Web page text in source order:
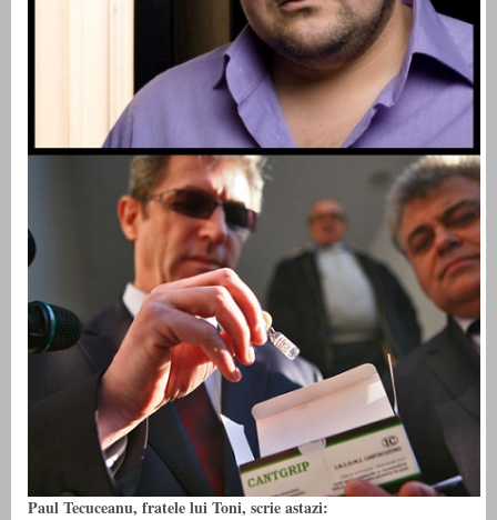
Paul Tecuceanu, fratele lui Toni, scrie astazi: